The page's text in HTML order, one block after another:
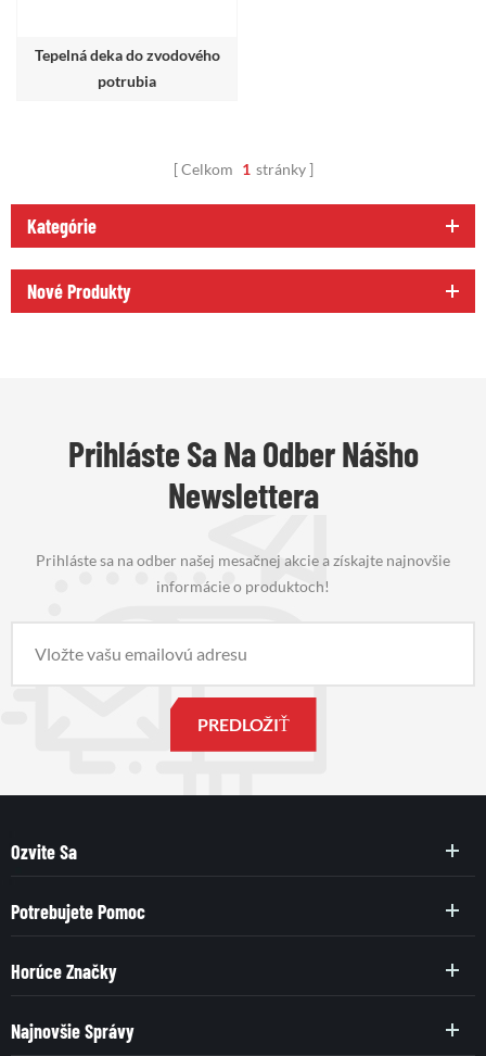
Tepelná deka do zvodového
potrubia
Celkom 1 stránky
Kategórie
Nové Produkty
Prihláste Sa Na Odber Nášho
Newslettera
Prihláste sa na odber našej mesačnej akcie a získajte najnovšie
informácie o produktoch!
Ozvite Sa
Potrebujete Pomoc
Horúce Značky
Najnovšie Správy